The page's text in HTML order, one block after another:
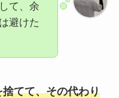
て、余
避けた
てて、その代わり